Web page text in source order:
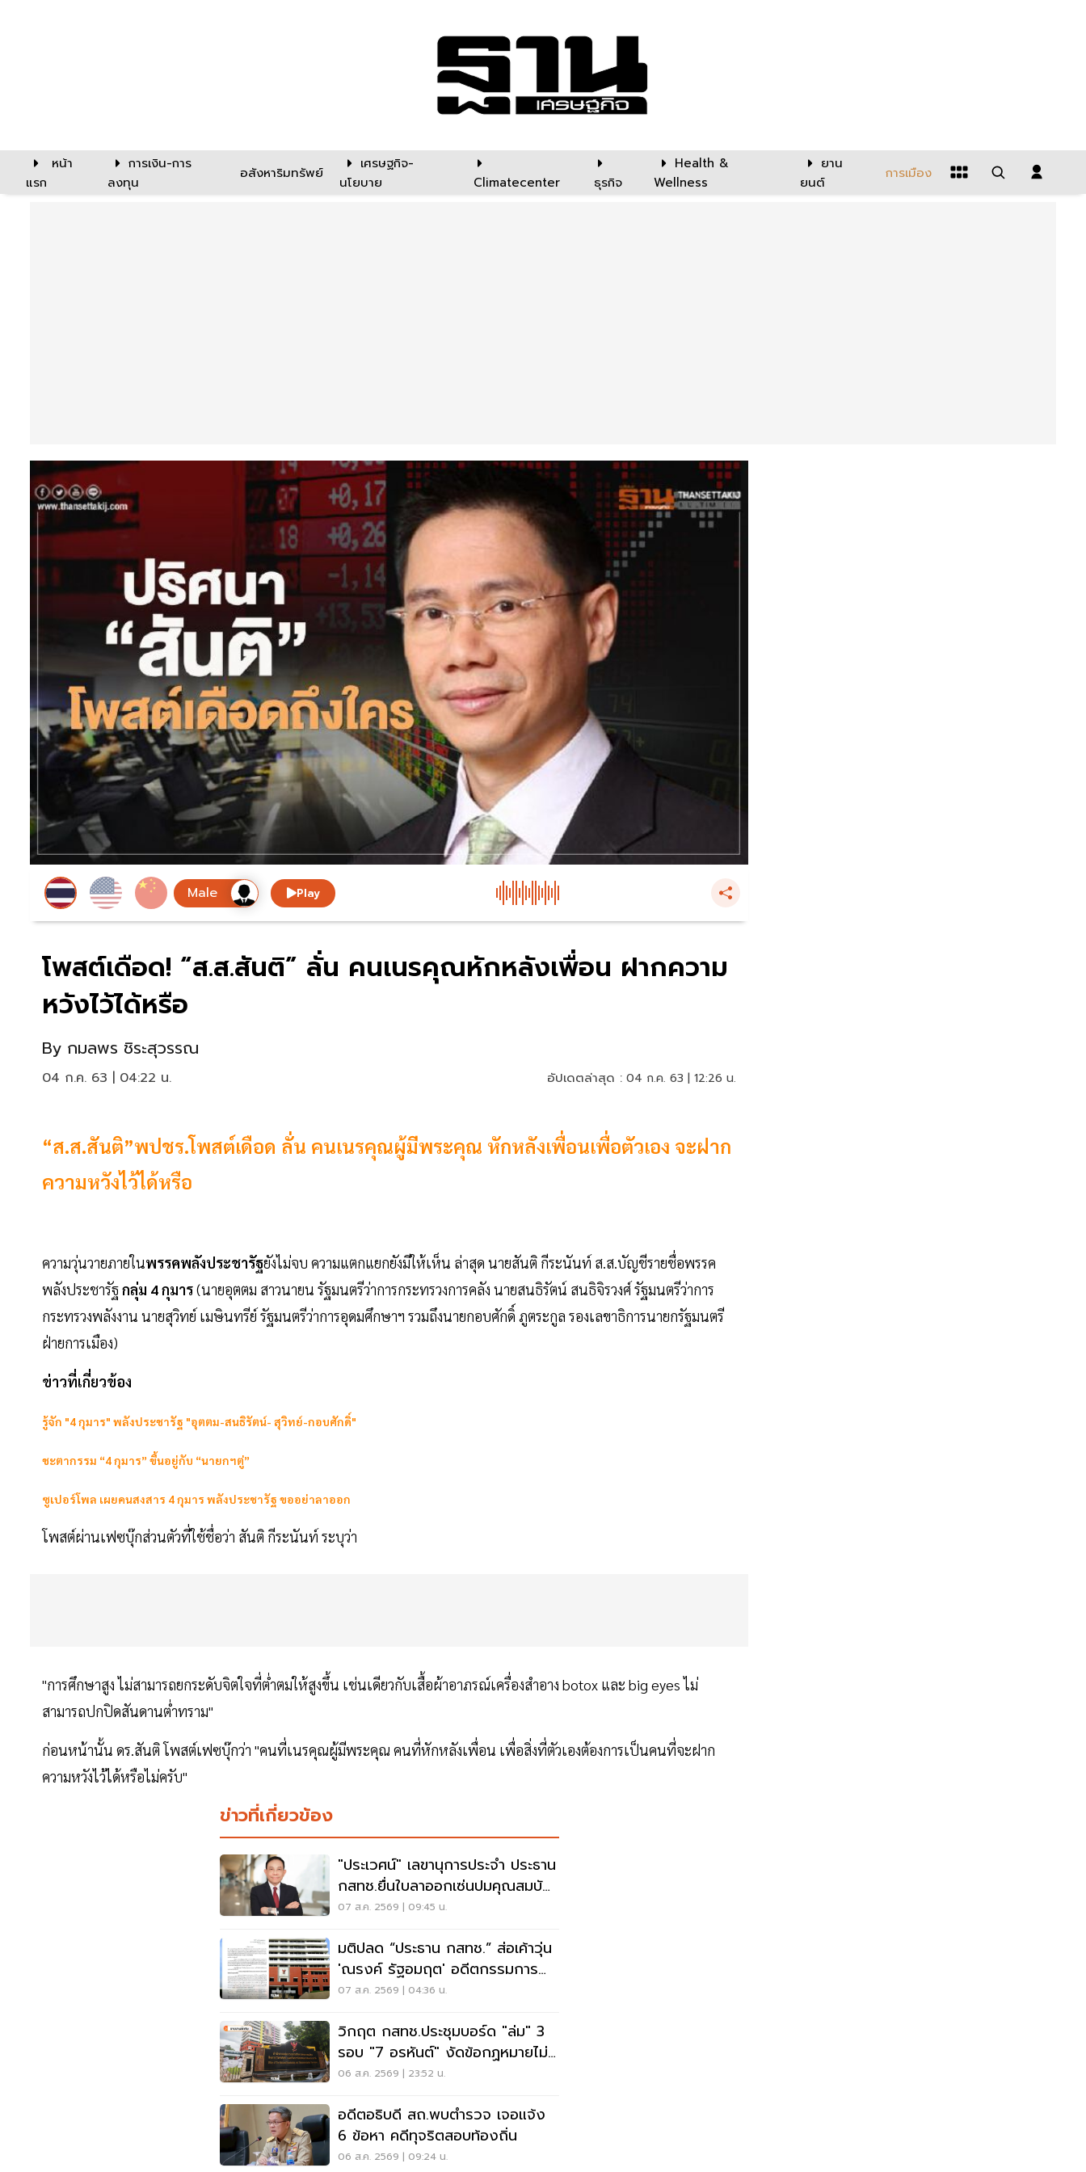
หน้า
แรก
การเงิน-การ
ลงทุน
อสังหาริมทรัพย์
เศรษฐกิจ-
นโยบาย
Climatecenter ธุรกิจ
Health &
Wellness
ยาน
ยนต์
การเมือง
Play
โพสต์เดือด! “ส.ส.สันติ” ลั่น คนเนรคุณหักหลังเพื่อน ฝากความ
หวังไว้ได้หรือ
By กมลพร ชิระสุวรรณ
04 ก.ค. 63 | 04:22 น. อัปเดตล่าสุด : 04 ก.ค. 63 | 12:26 น.
“ส.ส.สันติ”พปชร.โพสต์เดือด ลั่น คนเนรคุณผู้มีพระคุณ หักหลังเพื่อนเพื่อตัวเอง จะฝาก
ความหวังไว้ได้หรือ
ความวุ่นวายภายในพรรคพลังประชารัฐยังไม่จบ ความแตกแยกยังมีให้เห็น ล่าสุด นายสันติ กีระนันท์ ส.ส.บัญชีรายชื่อพรรค
พลังประชารัฐกลุ่ม 4 กุมาร(นายอุตตม สาวนายน รัฐมนตรีว่าการกระทรวงการคลัง นายสนธิรัตน์ สนธิจิรวงศ์ รัฐมนตรีว่าการ
กระทรวงพลังงาน นายสุวิทย์ เมษินทรีย์ รัฐมนตรีว่าการอุดมศึกษาฯ รวมถึงนายกอบศักดิ์ ภูตระกูล รองเลขาธิการนายกรัฐมนตรี
ฝ่ายการเมือง)
ข่าวที่เกี่ยวข้อง
รู้จัก "4 กุมาร" พลังประชารัฐ "อุตตม-สนธิรัตน์- สุวิทย์-กอบศักดิ์"
ชะตากรรม “4 กุมาร” ขึ้นอยู่กับ “นายกฯตู่”
ซูเปอร์โพล เผยคนสงสาร 4 กุมาร พลังประชารัฐ ขออย่าลาออก
โพสต์ผ่านเฟซบุ๊กส่วนตัวที่ใช้ชื่อว่า สันติ กีระนันท์ ระบุว่า
"การศึกษาสูง ไม่สามารถยกระดับจิตใจที่ต่ำตมให้สูงขึ้น เช่นเดียวกับเสื้อผ้าอาภรณ์เครื่องสำอาง botox และ big eyes ไม่
สามารถปกปิดสันดานต่ำทราม"
ก่อนหน้านั้น ดร.สันติ โพสต์เฟซบุ๊กว่า "คนที่เนรคุณผู้มีพระคุณ คนที่หักหลังเพื่อน เพื่อสิ่งที่ตัวเองต้องการเป็นคนที่จะฝาก
ความหวังไว้ได้หรือไม่ครับ"
ข่าวที่เกี่ยวข้อง
"ประเวศน์" เลขานุการประจำ ประธาน
กสทช.ยื่นใบลาออกเซ่นปมคุณสมบัติ
นพ.สรณ
07 ส.ค. 2569 | 09:45 น.
มติปลด “ประธาน กสทช.” ส่อเค้าวุ่น
'ณรงค์ รัฐอมฤต' อดีตกรรมการ
สรรหาโต้ข้อวินิจฉัย
07 ส.ค. 2569 | 04:36 น.
วิกฤต กสทช.ประชุมบอร์ด "ล่ม" 3
รอบ "7 อรหันต์" งัดข้อกฏหมายไม่มี
ใครยอมใคร
06 ส.ค. 2569 | 23:52 น.
อดีตอธิบดี สถ.พบตำรวจ เจอแจ้ง
6 ข้อหา คดีทุจริตสอบท้องถิ่น
06 ส.ค. 2569 | 09:24 น.